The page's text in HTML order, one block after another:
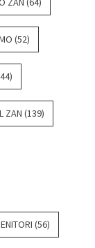
(52)
ZAN (139)
(56)